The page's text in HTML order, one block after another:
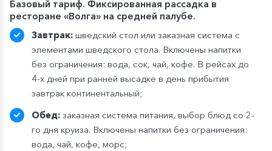
Базовый тариф. Фиксированная рассадка в
ресторане «Волга» на средней палубе.
Завтрак: шведский стол или заказная система с
элементами шведского стола. Включены напитки
без ограничения: вода, сок, чай, кофе. В рейсах до
4-х дней при ранней высадке в день прибытия
завтрак континентальный;
Обед: заказная система питания, выбор блюд со 2-
го дня круиза. Включены напитки без ограничения:
вода, чай, кофе, морс;